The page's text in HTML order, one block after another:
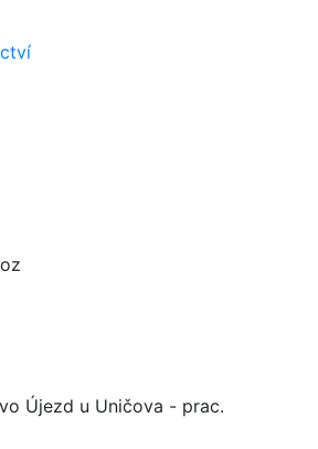
Újezd u Uničova - prac.